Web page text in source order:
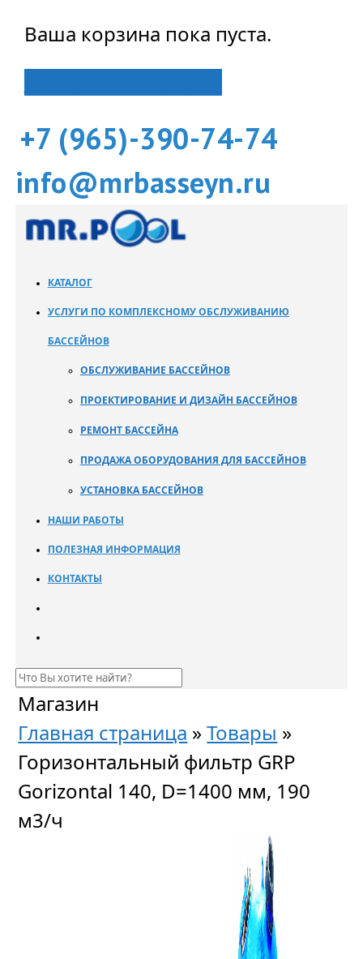
Ваша корзина пока пуста.
+7 (965)-390-74-74
info@mrbasseyn.ru
КАТАЛОГ
УСЛУГИ ПО КОМПЛЕКСНОМУ ОБСЛУЖИВАНИЮ
БАССЕЙНОВ
ОБСЛУЖИВАНИЕ БАССЕЙНОВ
ПРОЕКТИРОВАНИЕ И ДИЗАЙН БАССЕЙНОВ
РЕМОНТ БАССЕЙНА
ПРОДАЖА ОБОРУДОВАНИЯ ДЛЯ БАССЕЙНОВ
УСТАНОВКА БАССЕЙНОВ
НАШИ РАБОТЫ
ПОЛЕЗНАЯ ИНФОРМАЦИЯ
КОНТАКТЫ
Магазин
Главная страница »Товары »
Горизонтальный фильтр GRP
Gorizontal 140, D=1400 мм, 190
м3/ч